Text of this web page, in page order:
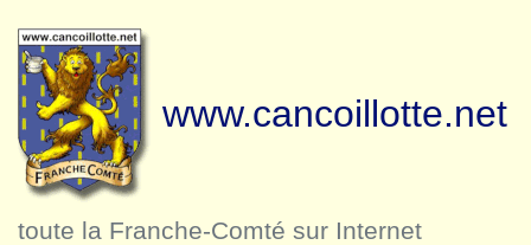
www.cancoillotte.net
toute la Franche-Comté sur Internet